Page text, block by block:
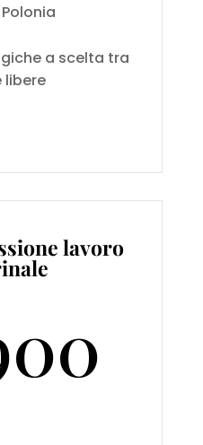
Polonia
a scelta tra
libere
lavoro